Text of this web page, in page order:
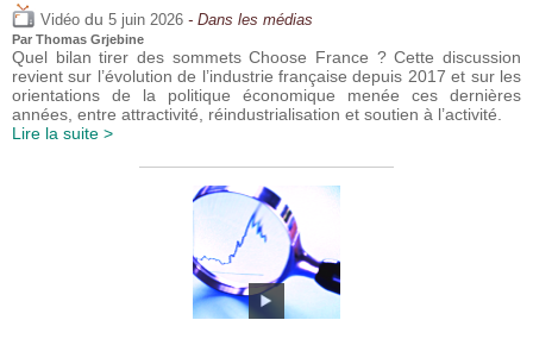
Vidéo du 5 juin 2026 - Dans les médias
Par Thomas Grjebine
Quel bilan tirer des sommets Choose France ? Cette discussion
revient sur l’évolution de l’industrie française depuis 2017 et sur les
orientations de la politique économique menée ces dernières
années, entre attractivité, réindustrialisation et soutien à l’activité.
Lire la suite >